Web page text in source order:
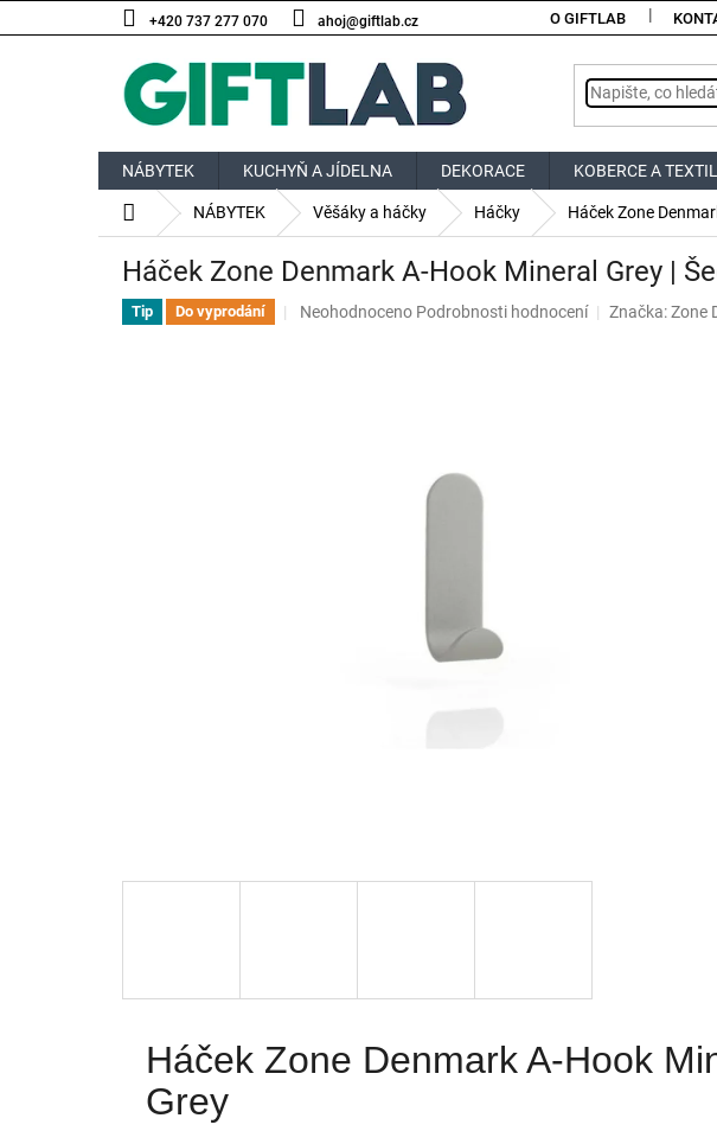
na
+420 737 277 070 ahoj@giftlab.cz O GIFTLAB
NÁBYTEK KUCHYŇ A JÍDELNA DEKORACE KOBERCE A TEXTIL
Domů NÁBYTEK Věšáky a háčky Háčky Háček Zone
Háček Zone Denmark A-Hook Mineral Grey |
Tip Do vyprodání
Průměrné
Neohodnoceno Podrobnosti hodnocení Značka:Zone
Háček Zone Denmark A-Hook
Grey